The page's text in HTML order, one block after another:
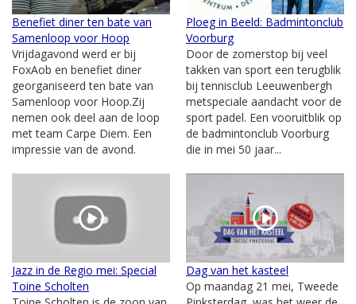
Benefiet diner ten bate van
Samenloop voor Hoop
Vrijdagavond werd er bij
FoxAob en benefiet diner
georganiseerd ten bate van
Samenloop voor Hoop.Zij
nemen ook deel aan de loop
met team Carpe Diem. Een
impressie van de avond.
Ploeg in Beeld: Badmintonclub
Voorburg
Door de zomerstop bij veel
takken van sport een terugblik
bij tennisclub Leeuwenbergh
metspeciale aandacht voor de
sport padel. Een vooruitblik op
de badmintonclub Voorburg
die in mei 50 jaar...
Jazz in de Regio mei: Special
Toine Scholten
Dag van het kasteel
Op maandag 21 mei, Tweede